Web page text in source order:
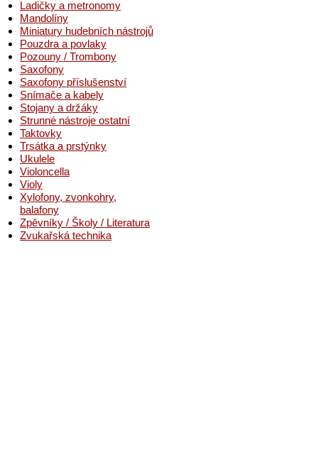
Ladičky a metronomy
Mandolíny
Miniatury hudebních nástrojů
Pouzdra a povlaky
Pozouny / Trombony
Saxofony
Saxofony příslušenství
Snímače a kabely
Stojany a držáky
Strunné nástroje ostatní
Taktovky
Trsátka a prstýnky
Ukulele
Violoncella
Violy
Xylofony, zvonkohry,
balafony
Zpěvníky / Školy / Literatura
Zvukařská technika